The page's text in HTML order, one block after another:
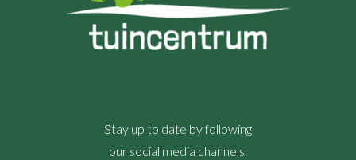
Stay up to date by following
our social media channels.